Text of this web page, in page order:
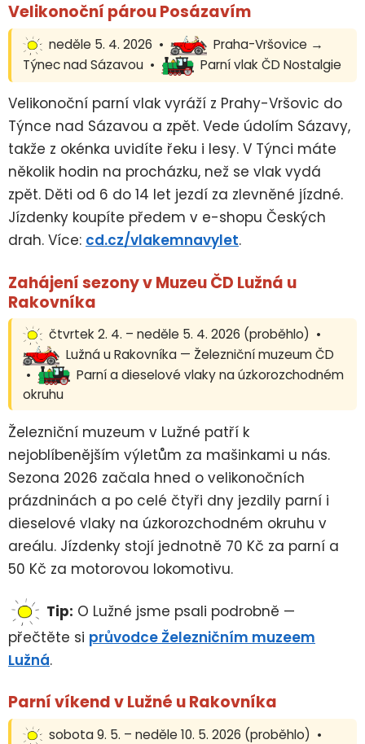
Velikonoční párou Posázavím
neděle 5. 4. 2026 •
Praha-Vršovice →
Týnec nad Sázavou •
Parní vlak ČD Nostalgie
Velikonoční parní vlak vyráží z Prahy-Vršovic do
Týnce nad Sázavou a zpět. Vede údolím Sázavy,
takže z okénka uvidíte řeku i lesy. V Týnci máte
několik hodin na procházku, než se vlak vydá
zpět. Děti od 6 do 14 let jezdí za zlevněné jízdné.
Jízdenky koupíte předem v e-shopu Českých
drah. Více: cd.cz/vlakemnavylet.
Zahájení sezony v Muzeu ČD Lužná u
Rakovníka
čtvrtek 2. 4. – neděle 5. 4. 2026 (proběhlo) •
Lužná u Rakovníka — Železniční muzeum ČD
•
Parní a dieselové vlaky na úzkorozchodném
okruhu
Železniční muzeum v Lužné patří k
nejoblíbenějším výletům za mašinkami u nás.
Sezona 2026 začala hned o velikonočních
prázdninách a po celé čtyři dny jezdily parní i
dieselové vlaky na úzkorozchodném okruhu v
areálu. Jízdenky stojí jednotně 70 Kč za parní a
50 Kč za motorovou lokomotivu.
Tip: O Lužné jsme psali podrobně —
přečtěte si průvodce Železničním muzeem
Lužná.
Parní víkend v Lužné u Rakovníka
sobota 9. 5. – neděle 10. 5. 2026 (proběhlo) •